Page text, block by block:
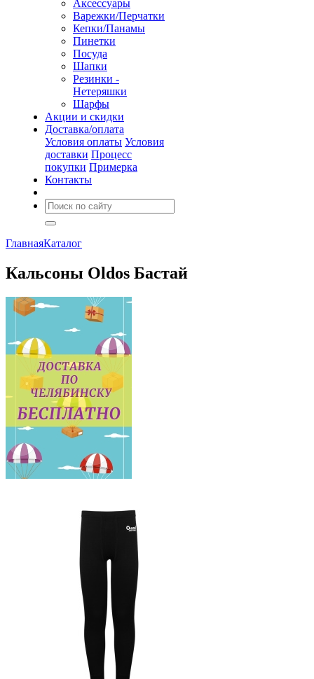
Аксессуары
Варежки/Перчатки
Кепки/Панамы
Пинетки
Посуда
Шапки
Резинки -
Нетеряшки
Шарфы
Акции и скидки
Доставка/оплата
Условия оплаты Условия
доставки Процесс
покупки Примерка
Контакты
ГлавнаяКаталог
Кальсоны Oldos Бастай